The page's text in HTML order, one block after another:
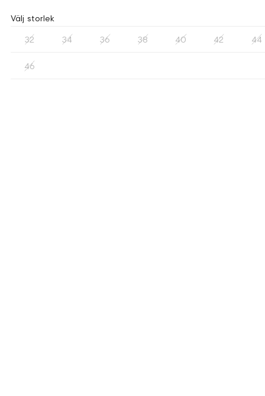
Välj storlek
32 34 36 38 40 42 44
46